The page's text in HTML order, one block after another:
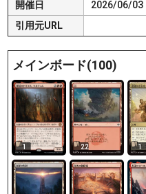
開催日
2026/06/03
引用元URL
メインボード(100)
1 22 1